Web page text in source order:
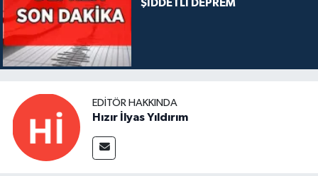
ŞİDDETLİ DEPREM
EDITÖR HAKKINDA
Hızır İlyas Yıldırım